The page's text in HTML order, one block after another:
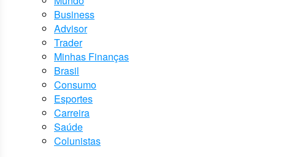
Business
Advisor
Trader
Minhas Finanças
Brasil
Consumo
Esportes
Carreira
Saúde
Colunistas